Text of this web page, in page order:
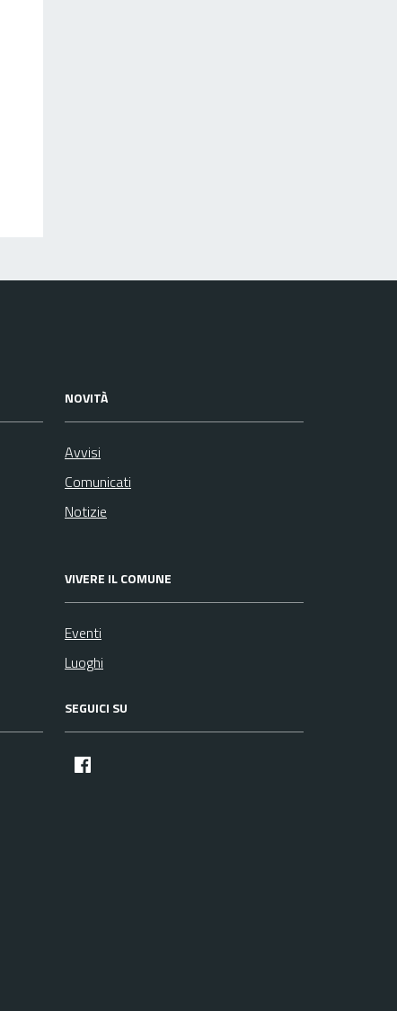
NOVITÀ
Avvisi
Comunicati
Notizie
VIVERE IL COMUNE
Eventi
Luoghi
SEGUICI SU